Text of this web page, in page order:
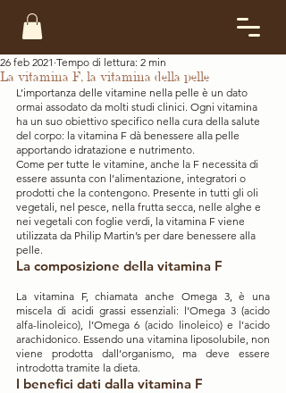
La vitamina F, la vitamina della pelle
26 feb 2021 Tempo di lettura: 2 min
L’importanza delle vitamine nella pelle è un dato
ormai assodato da molti studi clinici. Ogni vitamina
ha un suo obiettivo specifico nella cura della salute
del corpo: la vitamina F dà benessere alla pelle
apportando idratazione e nutrimento.
Come per tutte le vitamine, anche la F necessita di
essere assunta con l’alimentazione, integratori o
prodotti che la contengono. Presente in tutti gli oli
vegetali, nel pesce, nella frutta secca, nelle alghe e
nei vegetali con foglie verdi, la vitamina F viene
utilizzata da Philip Martin’s per dare benessere alla
pelle.
La composizione della vitamina F
La vitamina F, chiamata anche Omega 3, è una
miscela di acidi grassi essenziali: l’Omega 3 (acido
alfa-linoleico), l’Omega 6 (acido linoleico) e l’acido
arachidonico. Essendo una vitamina liposolubile, non
viene prodotta dall’organismo, ma deve essere
introdotta tramite la dieta.
I benefici dati dalla vitamina F